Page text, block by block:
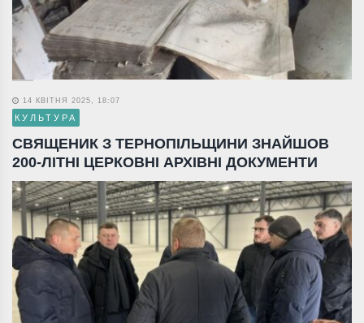
14 КВІТНЯ 2025, 18:07
КУЛЬТУРА
СВЯЩЕНИК З ТЕРНОПІЛЬЩИНИ ЗНАЙШОВ
200-ЛІТНІ ЦЕРКОВНІ АРХІВНІ ДОКУМЕНТИ